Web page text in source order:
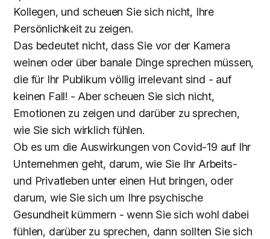
Kollegen, und scheuen Sie sich nicht, Ihre
Persönlichkeit zu zeigen.
Das bedeutet nicht, dass Sie vor der Kamera
weinen oder über banale Dinge sprechen müssen,
die für Ihr Publikum völlig irrelevant sind - auf
keinen Fall! - Aber scheuen Sie sich nicht,
Emotionen zu zeigen und darüber zu sprechen,
wie Sie sich wirklich fühlen.
Ob es um die Auswirkungen von Covid-19 auf Ihr
Unternehmen geht, darum, wie Sie Ihr Arbeits-
und Privatleben unter einen Hut bringen, oder
darum, wie Sie sich um Ihre psychische
Gesundheit kümmern - wenn Sie sich wohl dabei
fühlen, darüber zu sprechen, dann sollten Sie sich